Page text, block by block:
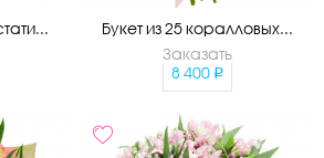
Букет из 25 коралловых...
Заказать
8 400